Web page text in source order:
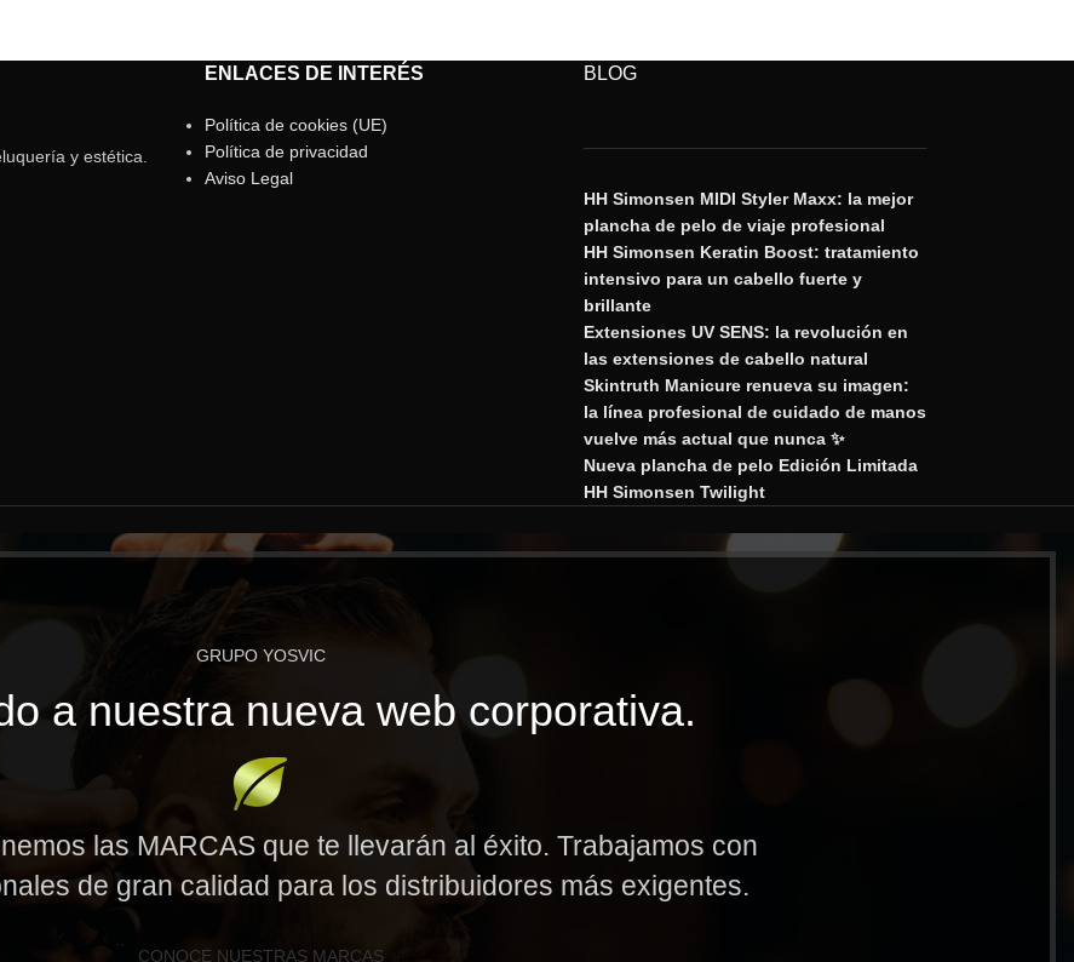
y estética.
ENLACES DE INTERÉS
Política de cookies (UE)
Política de privacidad
Aviso Legal
BLOG
HH Simonsen MIDI Styler Maxx: la mejor
plancha de pelo de viaje profesional
HH Simonsen Keratin Boost: tratamiento
intensivo para un cabello fuerte y
brillante
Extensiones UV SENS: la revolución en
las extensiones de cabello natural
Skintruth Manicure renueva su imagen:
la línea profesional de cuidado de manos
vuelve más actual que nunca ✨
Nueva plancha de pelo Edición Limitada
HH Simonsen Twilight
GRUPO YOSVIC
a nuestra nueva web corporativa.
las MARCAS que te llevarán al éxito. Trabajamos con
de gran calidad para los distribuidores más exigentes.
CONOCE NUESTRAS MARCAS